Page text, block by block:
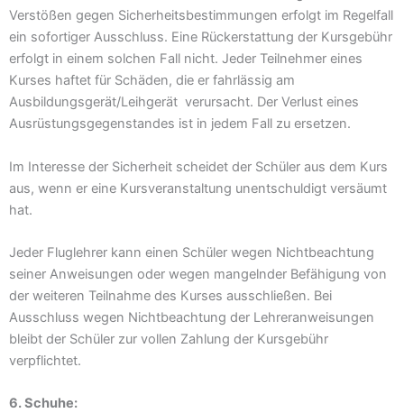
Verstößen gegen Sicherheitsbestimmungen erfolgt im Regelfall
ein sofortiger Ausschluss. Eine Rückerstattung der Kursgebühr
erfolgt in einem solchen Fall nicht. Jeder Teilnehmer eines
Kurses haftet für Schäden, die er fahrlässig am
Ausbildungsgerät/Leihgerät verursacht. Der Verlust eines
Ausrüstungsgegenstandes ist in jedem Fall zu ersetzen.
Im Interesse der Sicherheit scheidet der Schüler aus dem Kurs
aus, wenn er eine Kursveranstaltung unentschuldigt versäumt
hat.
Jeder Fluglehrer kann einen Schüler wegen Nichtbeachtung
seiner Anweisungen oder wegen mangelnder Befähigung von
der weiteren Teilnahme des Kurses ausschließen. Bei
Ausschluss wegen Nichtbeachtung der Lehreranweisungen
bleibt der Schüler zur vollen Zahlung der Kursgebühr
verpflichtet.
6. Schuhe: